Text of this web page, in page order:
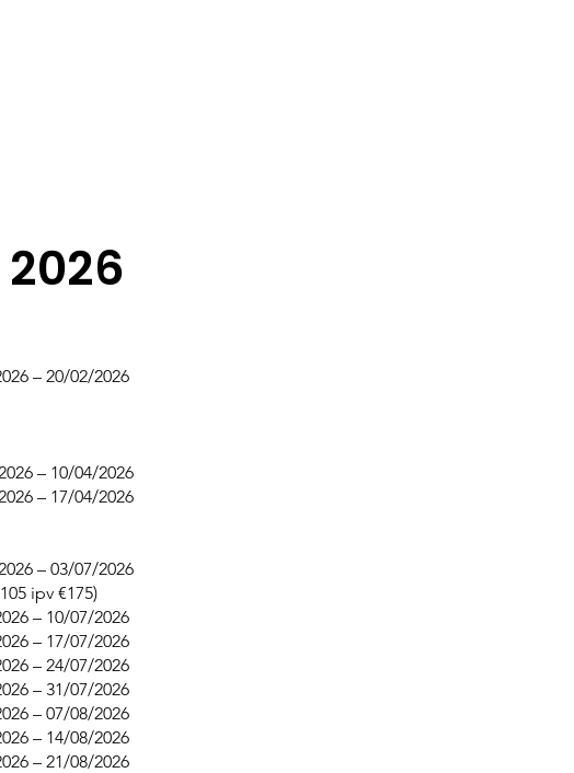
– 20/02/2026
– 10/04/2026
– 17/04/2026
– 03/07/2026
ipv €175)
– 10/07/2026
– 17/07/2026
– 24/07/2026
– 31/07/2026
– 07/08/2026
– 14/08/2026
– 21/08/2026